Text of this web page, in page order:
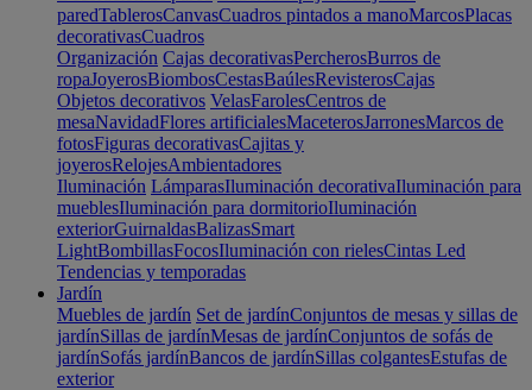
paredTablerosCanvasCuadros pintados a manoMarcosPlacas
decorativasCuadros
Organización Cajas decorativasPercherosBurros de
ropaJoyerosBiombosCestasBaúlesRevisterosCajas
Objetos decorativos VelasFarolesCentros de
mesaNavidadFlores artificialesMaceterosJarronesMarcos de
fotosFiguras decorativasCajitas y
joyerosRelojesAmbientadores
Iluminación LámparasIluminación decorativaIluminación para
mueblesIluminación para dormitorioIluminación
exteriorGuirnaldasBalizasSmart
LightBombillasFocosIluminación con rielesCintas Led
Tendencias y temporadas
Jardín
Muebles de jardín Set de jardínConjuntos de mesas y sillas de
jardínSillas de jardínMesas de jardínConjuntos de sofás de
jardínSofás jardínBancos de jardínSillas colgantesEstufas de
exterior